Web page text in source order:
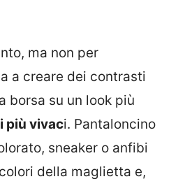
ma non per
a creare dei contrasti
borsa su un look più
più vivaci. Pantaloncino
sneaker o anfibi
della maglietta e,